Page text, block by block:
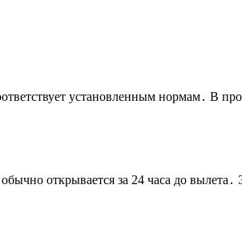
установленным нормам․ В
открывается за 24 часа до вылета․